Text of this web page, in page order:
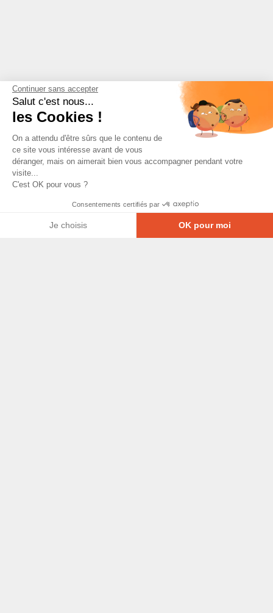
Continuer sans accepter
Salut c'est nous...
les Cookies !
On a attendu d'être sûrs que le contenu de
ce site vous intéresse avant de vous
déranger, mais on aimerait bien vous accompagner pendant votre
visite...
C'est OK pour vous ?
Consentements certifiés par
Je choisis OK pour moi